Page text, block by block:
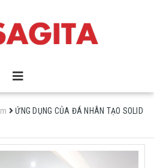
ỨNG DỤNG CỦA ĐÁ NHÂN TẠO SOLID